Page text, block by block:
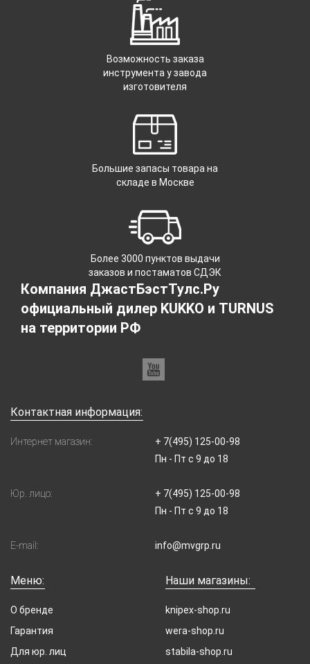
Возможность заказа
инструмента у завода
изготовителя
Большие запасы товара на
складе в Москве
Более 3000 пунктов выдачи
заказов и постаматов СДЭК
Компания ДжастБэстТулс.Ру
официальный дилер KUKKO и TURNUS
на территории РФ
Контактная информация:
Интернет магазин:
+ 7(495) 125-00-98
Пн - Пт с 9 до 18
Юр. лицо:
+ 7(495) 125-00-98
Пн - Пт с 9 до 18
E-mail: info@mvgrp.ru
Меню:
О бренде
Гарантия
Для юр. лиц
Наши магазины:
knipex-shop.ru
wera-shop.ru
stabila-shop.ru